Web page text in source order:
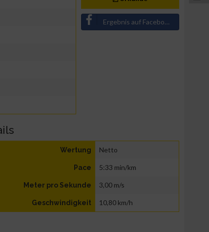
Ergebnis auf Facebook teilen
Wertung Netto
Pace 5:33 min/km
Meter pro Sekunde 3,00 m/s
Geschwindigkeit 10,80 km/h